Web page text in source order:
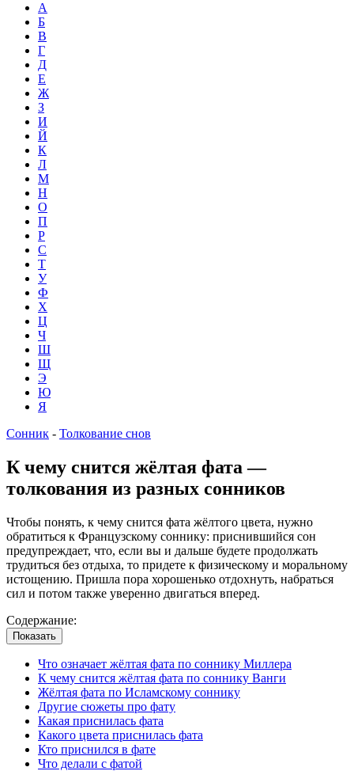
А
Б
В
Г
Д
Е
Ж
З
И
Й
К
Л
М
Н
О
П
Р
С
Т
У
Ф
Х
Ц
Ч
Ш
Щ
Э
Ю
Я
Сонник - Толкование снов
К чему снится жёлтая фата —
толкования из разных сонников
Чтобы понять, к чему снится фата жёлтого цвета, нужно
обратиться к Французскому соннику: приснившийся сон
предупреждает, что, если вы и дальше будете продолжать
трудиться без отдыха, то придете к физическому и моральному
истощению. Пришла пора хорошенько отдохнуть, набраться
сил и потом также уверенно двигаться вперед.
Содержание:
Показать
Что означает жёлтая фата по соннику Миллера
К чему снится жёлтая фата по соннику Ванги
Жёлтая фата по Исламскому соннику
Другие сюжеты про фату
Какая приснилась фата
Какого цвета приснилась фата
Кто приснился в фате
Что делали с фатой